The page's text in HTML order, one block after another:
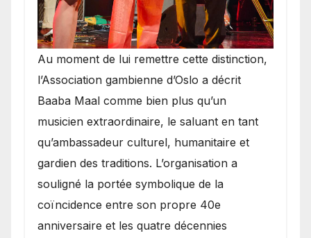
​Au moment de lui remettre cette distinction,
l’Association gambienne d’Oslo a décrit
Baaba Maal comme bien plus qu’un
musicien extraordinaire, le saluant en tant
qu’ambassadeur culturel, humanitaire et
gardien des traditions. L’organisation a
souligné la portée symbolique de la
coïncidence entre son propre 40e
anniversaire et les quatre décennies